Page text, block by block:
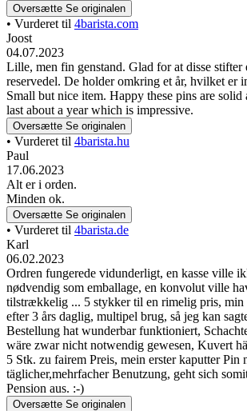
Oversætte Se originalen
• Vurderet til 4barista.com
Joost
04.07.2023
Lille, men fin genstand. Glad for at disse stifter
reservedel. De holder omkring et år, hvilket er
Small but nice item. Happy these pins are solid
last about a year which is impressive.
Oversætte Se originalen
• Vurderet til 4barista.hu
Paul
17.06.2023
Alt er i orden.
Minden ok.
Oversætte Se originalen
• Vurderet til 4barista.de
Karl
06.02.2023
Ordren fungerede vidunderligt, en kasse ville
nødvendig som emballage, en konvolut ville
tilstrækkelig ... 5 stykker til en rimelig pris,
efter 3 års daglig, multipel brug, så jeg kan
Bestellung hat wunderbar funktioniert,
wäre zwar nicht notwendig gewesen, Kuvert
5 Stk. zu fairem Preis, mein erster kaputter Pin
täglicher,mehrfacher Benutzung, geht sich
Pension aus. :-)
Oversætte Se originalen